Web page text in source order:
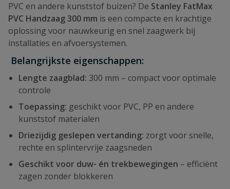
PVC en andere kunststof buizen? De Stanley FatMax
PVC Handzaag 300 mm is een compacte en krachtige
oplossing voor nauwkeurig en snel zaagwerk bij
installaties en afvoersystemen.
Belangrijkste eigenschappen:
Lengte zaagblad: 300 mm – compact voor optimale
controle
Toepassing: geschikt voor PVC, PP en andere
kunststof materialen
Driezijdig geslepen vertanding: zorgt voor snelle,
rechte en splintervrije zaagsneden
Geschikt voor duw- én trekbewegingen – efficiënt
zagen zonder blokkeren